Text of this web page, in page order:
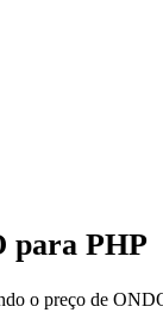
para PHP
o preço de